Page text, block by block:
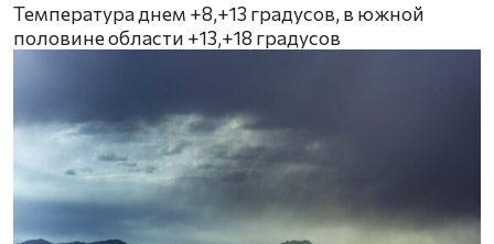
Температура днем +8,+13 градусов, в южной
половине области +13,+18 градусов